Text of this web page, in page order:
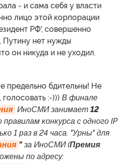
- и сама себя у власти
лицо этой корпорации
РФ', совершенно
Путину нет нужды
он никуда и не уходил.
предельно бдительны! Не
:-))) В финале
ИноСМИ занимает 12
конкурса с одного IP
1 раз в 24 часа. "Урны" для
"за ИноСМИ (Премия
по адресу: